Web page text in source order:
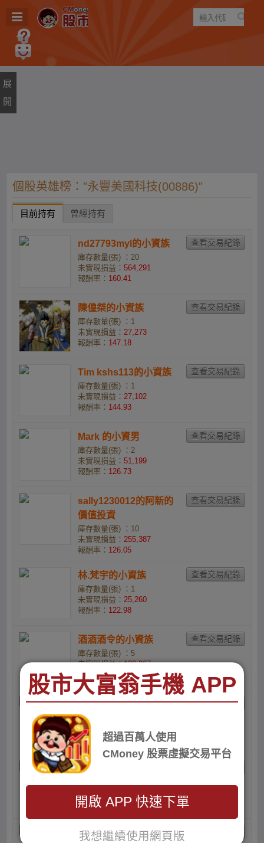
遊戲
個股英雄榜："永豐美國科技(00886)"
目前持有 曾經持有
nd27793myl的小資族
庫存數量(張) ：20
未實現損益： 564,291
報酬率： 160.41
陳偟桀的小資族
庫存數量(張) ：1
未實現損益： 27,273
報酬率： 147.18
Tim kshs113的小資族
庫存數量(張) ：1
未實現損益： 27,102
報酬率： 144.93
Mark 的小資男
庫存數量(張) ：2
未實現損益： 51,199
報酬率： 126.73
sally1230012的阿新的
價值投資
庫存數量(張) ：10
未實現損益： 255,387
報酬率： 126.05
林.梵宇的小資族
庫存數量(張) ：1
未實現損益： 25,260
報酬率： 122.98
酒酒酒令的小資族
庫存數量(張) ：5
未實現損益：126,267
報酬率：122.91
a0972352086的小資族
庫存數量(張) ：1
未實現損益：
報酬率：120.51
李啟揚的小資族
未實現損益：
24,829
報酬率：118.4
ajssmwkr的Nixi
股市大富翁手機 APP
超過百萬人使用
CMoney 股票虛擬交易平台
開啟 APP 快速下單
我想繼續使用網頁版